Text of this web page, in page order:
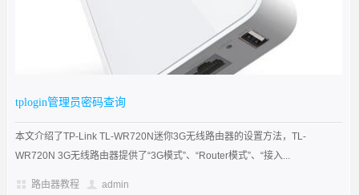
tplogin管理员密码查询
本文介绍了TP-Link TL-WR720N迷你3G无线路由器的设置方法，TL-
WR720N 3G无线路由器提供了“3G模式”、“Router模式”、“接入...
路由器教程 admin